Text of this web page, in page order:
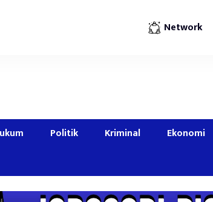
Network
Politik Kriminal Ekonomi